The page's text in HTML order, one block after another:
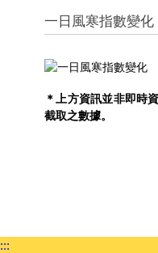
一日風寒指數變化
＊上方資訊並非即時
截取之數據。
:::